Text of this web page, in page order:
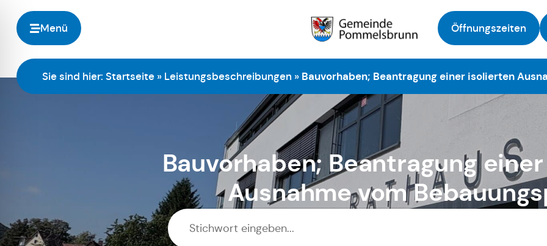
Menü
Zur Startseite
Öffnungszeiten
Sie sind hier: Startseite » Leistungsbeschreibungen » Bauvorhaben; Beantragung einer isolierten
Bauvorhaben; Beantragung
Ausnahme vom